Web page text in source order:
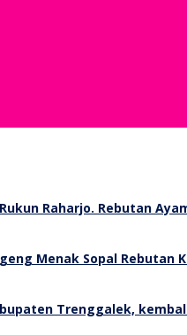
Rebutan
Rebutan